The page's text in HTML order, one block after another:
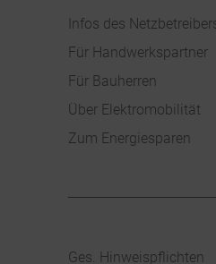
Infos des
Für Handwerkspartner
Für Bauherren
Über Elektromobilität
Zum Energiesparen
Ges. Hinweispflichten